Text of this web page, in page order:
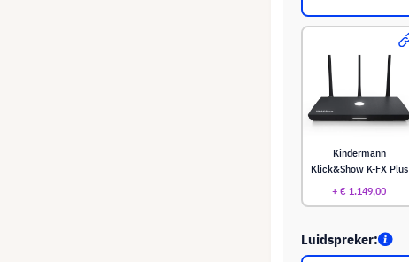
Kindermann
Klick&Show K-FX Plus
+ € 1.149,00
Luidspreker: